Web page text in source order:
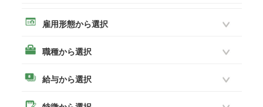
いわき市(19)
須賀川市(14)
雇用形態から選択
職種から選択
給与から選択